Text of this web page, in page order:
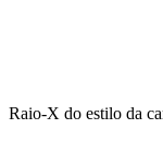
Raio-X do estilo da